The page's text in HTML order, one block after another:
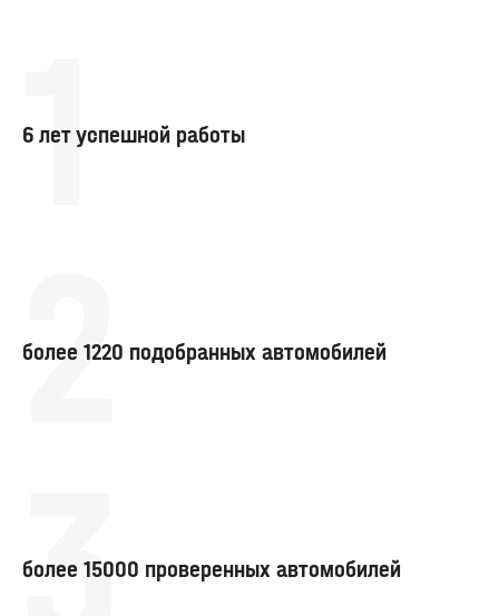
6 лет успешной работы
1
более 1220 подобранных автомобилей
2
более 15000 проверенных автомобилей